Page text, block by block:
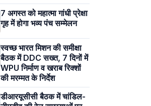
7 अगस्त को महात्मा गांधी प्रेक्षा
गृह में होगा भव्य पंच सम्मेलन
स्वच्छ भारत मिशन की समीक्षा
बैठक में DDC सख्त, 7 दिनों में
WPU निर्माण व खराब रिक्शों
की मरम्मत के निर्देश
डीआरयूसीसी बैठक में चांडिल-